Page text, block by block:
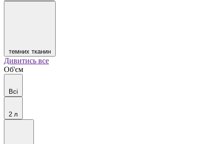
темних тканин
Дивитись все
Об'єм
Всі
2 л